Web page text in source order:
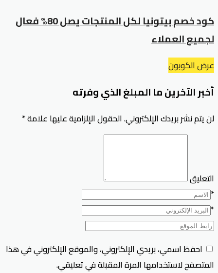
كود خصم بيتونيا لكل المنتجات يصل 80% فعال
لجميع العملاء
عرض الكوبون
أخبر الآخرين ما المبلغ الذي وفرته
لن يتم نشر بريدك الإلكتروني.الحقول الإلزامية عليها علامة*
التعليق
*
*
احفظ اسمي، بريدي الإلكتروني، والموقع الإلكتروني في هذا
المتصفح لاستخدامها المرة المقبلة في تعليقي.